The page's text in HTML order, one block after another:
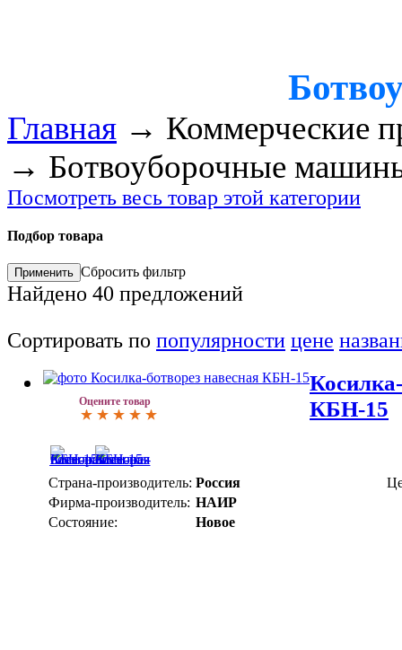
Главная → Коммерческие
→ Ботвоуборочные
Посмотреть весь товар этой категории
Подбор товара
Сбросить фильтр
Найдено 40 предложений
Сортировать по популярности цене
Оцените товар
КБН-15
Страна-производитель: Россия
Фирма-производитель: НАИР
Состояние:
Новое